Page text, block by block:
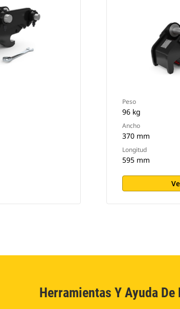
Peso
96 kg
Ancho
370 mm
Longitud
595 mm
Herramientas Y Ayuda